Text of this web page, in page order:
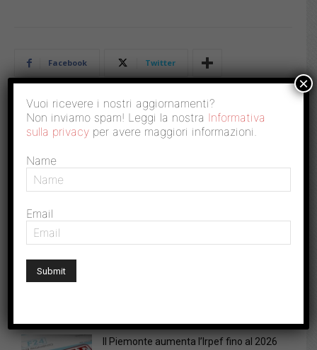
Facebook Twitter
Autore: Redazione
DELLO STESSO AUTORE
equa” forum con Silvia Giannini e...
Il Piemonte aumenta l’Irpef fino al 2026
Vuoi ricevere i nostri aggiornamenti?
Non inviamo spam! Leggi la nostra Informativa
sulla privacy per avere maggiori informazioni.
Name
Email
×